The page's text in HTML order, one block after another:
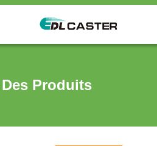
Produits